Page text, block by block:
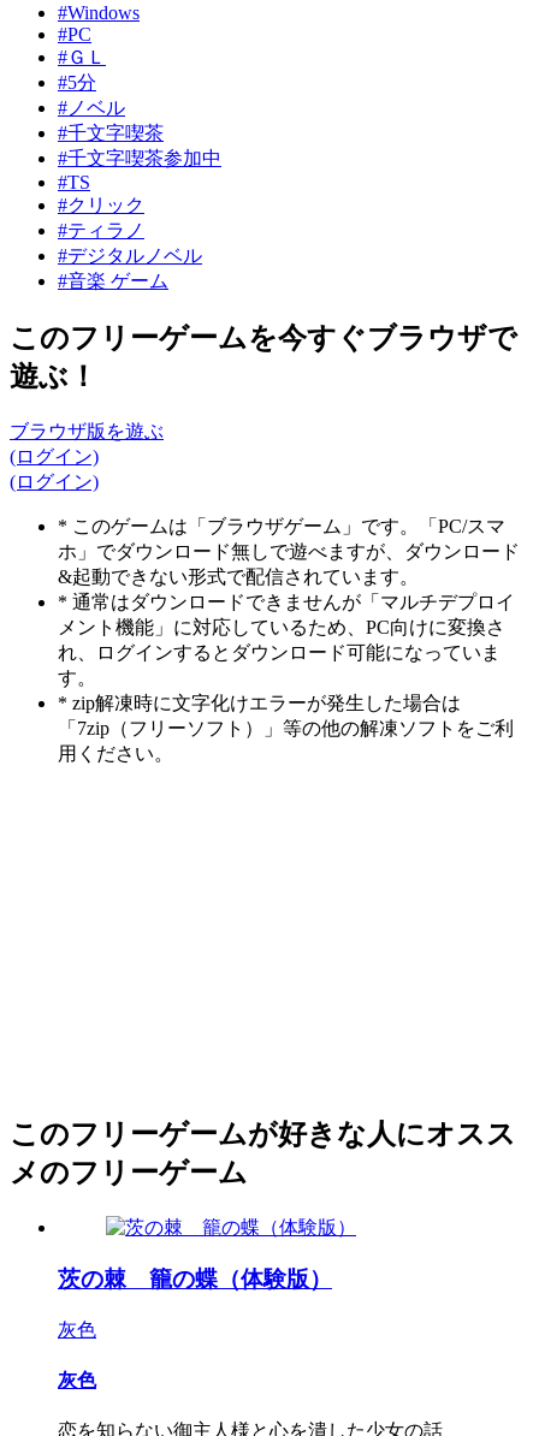
#Windows
#PC
#ＧＬ
#5分
#ノベル
#千文字喫茶
#千文字喫茶参加中
#TS
#クリック
#ティラノ
#デジタルノベル
#音楽 ゲーム
このフリーゲームを今すぐブラウザで
遊ぶ！
ブラウザ版を遊ぶ
(ログイン)
(ログイン)
* このゲームは「ブラウザゲーム」です。「PC/スマ
ホ」でダウンロード無しで遊べますが、ダウンロード
&起動できない形式で配信されています。
* 通常はダウンロードできませんが「マルチデプロイ
メント機能」に対応しているため、PC向けに変換さ
れ、ログインするとダウンロード可能になっていま
す。
* zip解凍時に文字化けエラーが発生した場合は
「7zip（フリーソフト）」等の他の解凍ソフトをご利
用ください。
このフリーゲームが好きな人にオスス
メのフリーゲーム
茨の棘 籠の蝶（体験版）
灰色
灰色
恋を知らない御主人様と心を潰した少女の話